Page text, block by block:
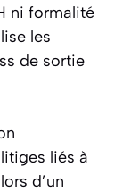
ni formalité
les
de sortie
liés à
d’un